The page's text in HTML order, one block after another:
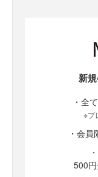
新
・全
※プ
・会
500